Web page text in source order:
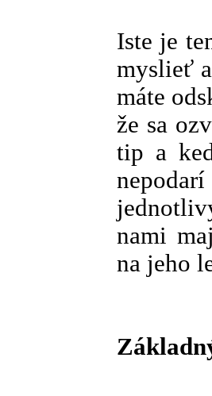
Iste je
myslieť
máte
že sa
tip a
nami
na jeho